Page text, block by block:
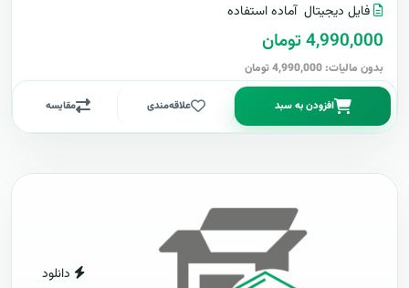
فایل دیجیتال آماده استفاده
4,990,000 تومان
بدون مالیات: 4,990,000 تومان
افزودن به سبد علاقه‌مندی مقایسه
دانلود